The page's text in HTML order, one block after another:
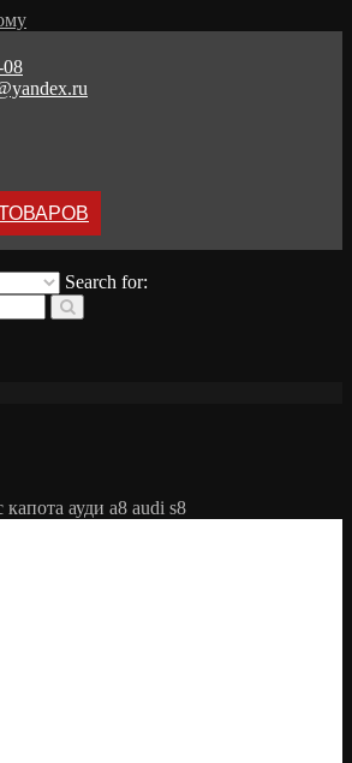
08
Ауди А8
Search for:
капота ауди а8 audi s8